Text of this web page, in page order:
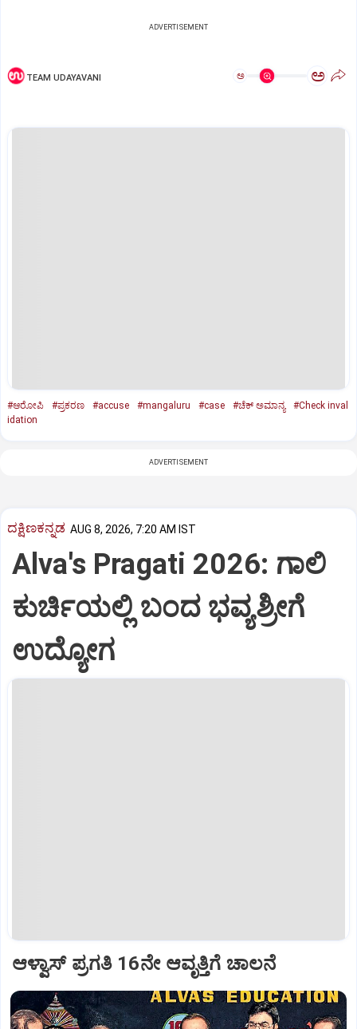
ADVERTISEMENT
TEAM UDAYAVANI ಅ ಅ
#ಆರೋಪಿ #ಪ್ರಕರಣ #accuse #mangaluru #case #ಚೆಕ್‌ ಅಮಾನ್ಯ
#Check inval
idation
ADVERTISEMENT
ದಕ್ಷಿಣಕನ್ನಡ AUG 8, 2026, 7:20 AM IST
Alva's Pragati 2026: ಗಾಲಿ
ಕುರ್ಚಿಯಲ್ಲಿ ಬಂದ ಭವ್ಯಶ್ರೀಗೆ
ಉದ್ಯೋಗ
ಆಳ್ವಾಸ್‌ ಪ್ರಗತಿ 16ನೇ ಆವೃತ್ತಿಗೆ ಚಾಲನೆ